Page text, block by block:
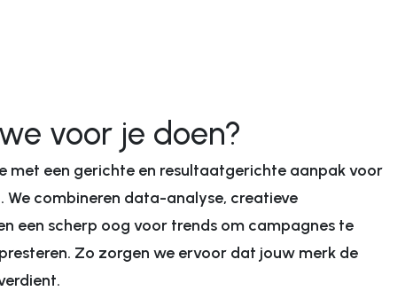
voor je doen?
met een gerichte en resultaatgerichte aanpak voor
We combineren data-analyse, creatieve
een scherp oog voor trends om campagnes te
Zo zorgen we ervoor dat jouw merk de